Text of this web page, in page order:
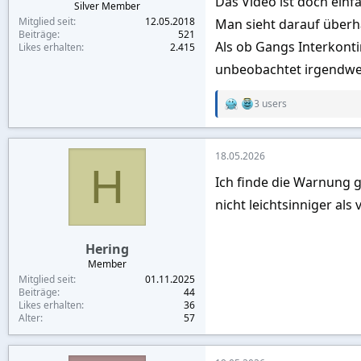
dem früher bekannten
bekannten 5-Sterne-
Der Club war nicht
Da ich mit einer Thai
darauf, mit ihnen zu
Wie es das Schicksal
Wir verstanden uns auf
Silver Member
Mitglied seit
12.05.2018
Beiträge
521
Likes erhalten
2.415
Man sieht darauf
Als ob Gangs
unbeobachtet
R
t
o
n
s
3 users
H
Hering
Member
Mitglied seit
01.11.2025
Beiträge
44
Likes erhalten
36
Alter
57
18.05.2026
Ich finde die Warnung
nicht leichtsinniger als